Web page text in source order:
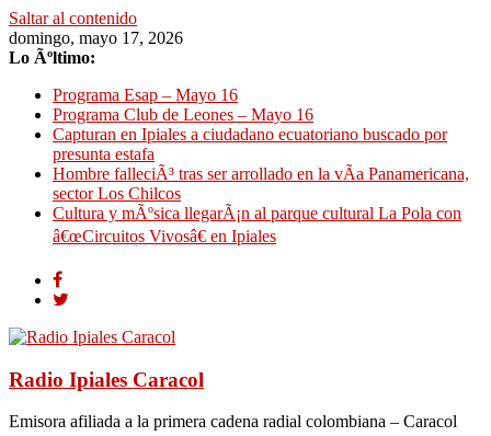
Saltar al contenido
domingo, mayo 17, 2026
Lo Ãºltimo:
Programa Esap – Mayo 16
Programa Club de Leones – Mayo 16
Capturan en Ipiales a ciudadano ecuatoriano buscado por
presunta estafa
Hombre falleciÃ³ tras ser arrollado en la vÃ­a Panamericana,
sector Los Chilcos
Cultura y mÃºsica llegarÃ¡n al parque cultural La Pola con
â€œCircuitos Vivosâ€ en Ipiales
Radio Ipiales Caracol
Emisora afiliada a la primera cadena radial colombiana – Caracol